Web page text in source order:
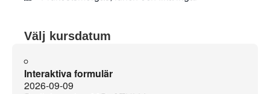
Välj kursdatum
Interaktiva formulär
2026-09-09